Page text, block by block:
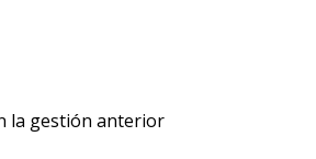
la gestión anterior